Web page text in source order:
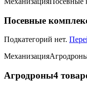
Посевные
Подкатегорий нет.
Механизация
Агродроны4